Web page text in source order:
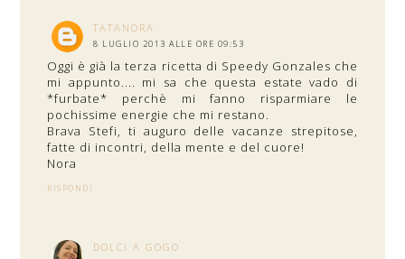
TATANORA
8 LUGLIO 2013 ALLE ORE 09:53
Oggi è già la terza ricetta di Speedy Gonzales che
mi appunto.... mi sa che questa estate vado di
*furbate* perchè mi fanno risparmiare le
pochissime energie che mi restano.
Brava Stefi, ti auguro delle vacanze strepitose,
fatte di incontri, della mente e del cuore!
Nora
RISPONDI
DOLCI A GOGO